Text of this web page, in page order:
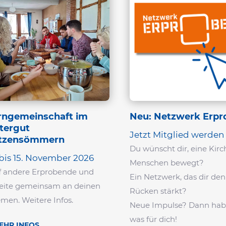
im
15. November 2026
andere Erpro­bende und
gemeinsam an deinen
Weitere Infos.
Neu: Netz­werk
Jetzt Mitglied werden
Du wünscht dir, eine
Menschen bewegt?
Ein Netz­werk, das dir den
Rücken stärkt?
Neue Impulse? Dann
was für dich!